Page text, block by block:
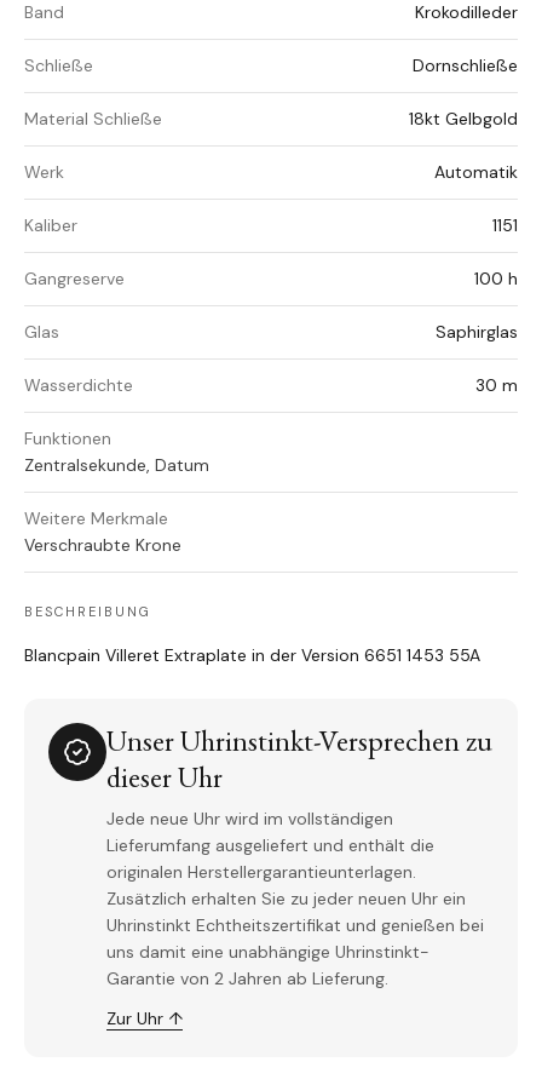
Band Krokodilleder
Schließe Dornschließe
Material Schließe 18kt Gelbgold
Werk Automatik
Kaliber 1151
Gangreserve 100 h
Glas Saphirglas
Wasserdichte 30 m
Funktionen
Zentralsekunde, Datum
Weitere Merkmale
Verschraubte Krone
BESCHREIBUNG
Blancpain Villeret Extraplate in der Version 6651 1453 55A
Unser Uhrinstinkt-Versprechen zu
dieser Uhr
Jede neue Uhr wird im vollständigen
Lieferumfang ausgeliefert und enthält die
originalen Herstellergarantieunterlagen.
Zusätzlich erhalten Sie zu jeder neuen Uhr ein
Uhrinstinkt Echtheitszertifikat und genießen bei
uns damit eine unabhängige Uhrinstinkt-
Garantie von 2 Jahren ab Lieferung.
Zur Uhr ↑